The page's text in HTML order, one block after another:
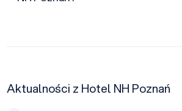
Aktualności z Hotel NH Poznań